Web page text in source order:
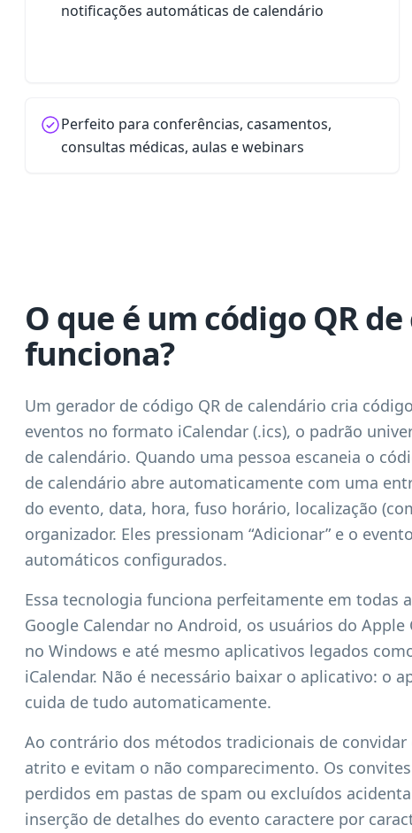
notificações automáticas de calendário
Perfeito para conferências, casamentos,
consultas médicas, aulas e webinars
O que é um código QR
funciona?
Um gerador de código QR de calendário cria
eventos no formato iCalendar (.ics), o padrão
de calendário. Quando uma pessoa escaneia o
de calendário abre automaticamente com uma
do evento, data, hora, fuso horário, localização
organizador. Eles pressionam “Adicionar” e o
automáticos configurados.
Essa tecnologia funciona perfeitamente em todas
Google Calendar no Android, os usuários do
no Windows e até mesmo aplicativos legados
iCalendar. Não é necessário baixar o aplicativo: o
cuida de tudo automaticamente.
Ao contrário dos métodos tradicionais de
atrito e evitam o não comparecimento. Os
perdidos em pastas de spam ou excluídos
inserção de detalhes do evento caractere por